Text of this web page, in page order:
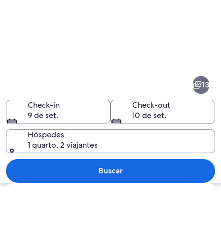
Um edifício histórico com torre do
13
Check-in
9 de set.
Check-out
10 de set.
Hóspedes
1 quarto, 2 viajantes
Buscar
Explorar mapa